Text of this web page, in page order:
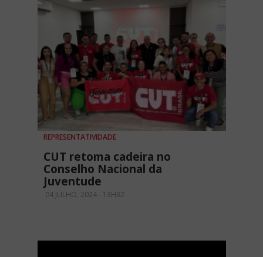
REPRESENTATIVIDADE
CUT retoma cadeira no
Conselho Nacional da
Juventude
04 JULHO, 2024 - 13H32